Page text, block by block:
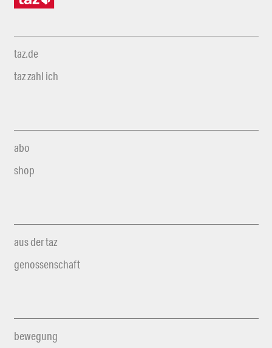
taz.de
taz zahl ich
abo
shop
aus der taz
genossenschaft
bewegung